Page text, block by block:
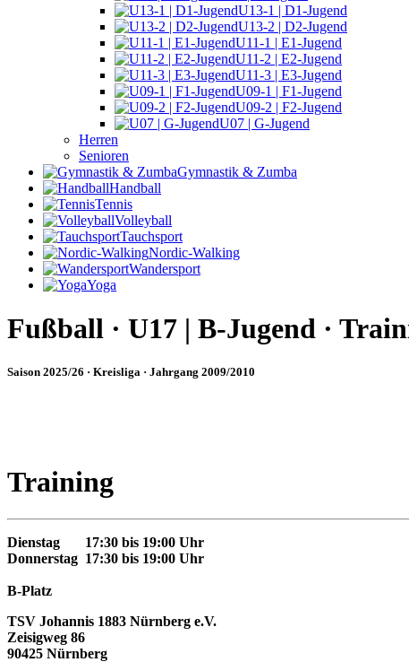
U13-1 | D1-Jugend
U13-2 | D2-Jugend
U11-1 | E1-Jugend
U11-2 | E2-Jugend
U11-3 | E3-Jugend
U09-1 | F1-Jugend
U09-2 | F2-Jugend
U07 | G-Jugend
Herren
Senioren
Gymnastik & Zumba
Handball
Tennis
Volleyball
Tauchsport
Nordic-Walking
Wandersport
Yoga
Fußball · U17 | B-Jugend ·
Saison 2025/26 · Kreisliga · Jahrgang 2009/2010
Training
Dienstag 17:30 bis 19:00 Uhr
Donnerstag 17:30 bis 19:00 Uhr
B-Platz
TSV Johannis 1883 Nürnberg e.V.
Zeisigweg 86
90425 Nürnberg